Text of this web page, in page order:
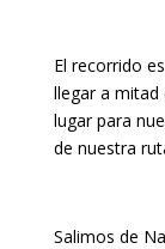
El recorrido
llegar a
lugar para
de nuestra
Salimos de